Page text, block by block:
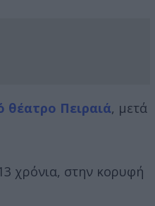
θέατρο Πειραιά, μετά
χρόνια, στην κορυφή